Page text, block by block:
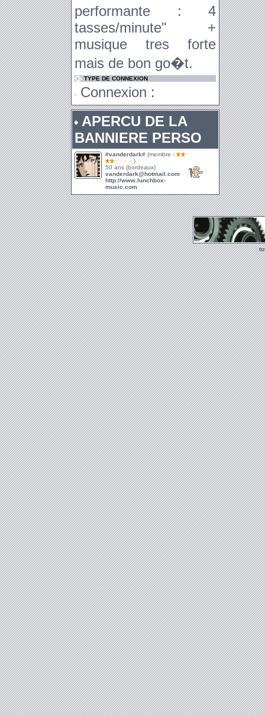
performante : 4
tasses/minute" +
musique tres forte
mais de bon go�t.
TYPE DE CONNEXION
Connexion :
APERCU DE LA
BANNIERE PERSO
#vanderdark# (membre -
)
50 ans (bordeaux)
vanderdark@hotmail.com
http://www.lunchbox-
music.com